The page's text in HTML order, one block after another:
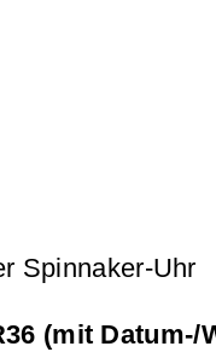
Spinnaker-Uhr
(mit Datum-/